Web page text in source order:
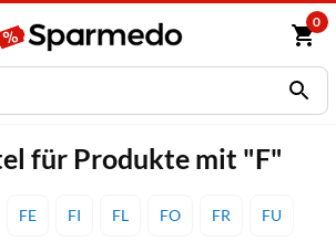
0
für Produkte mit "F"
FE FI FL FO FR FU